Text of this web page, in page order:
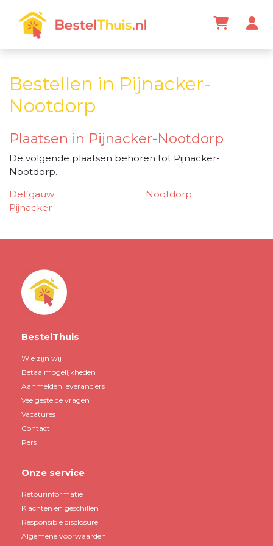
Bestellen in Pijnacker-
Nootdorp
Plaatsen in Pijnacker-Nootdorp
De volgende plaatsen behoren tot Pijnacker-
Nootdorp.
Delfgauw
Nootdorp
Pijnacker
BestelThuis
Wie zijn wij
Betaalmogelijkheden
Aanmelden leveranciers
Veelgestelde vragen
Vacatures
Contact
Pers
Onze service
Retourinformatie
Klachten en geschillen
Responsible disclosure
Algemene voorwaarden